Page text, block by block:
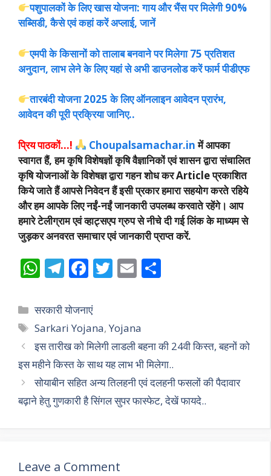
पशुपालकों के लिए खास योजना: गाय और भैंस पर मिलेगी 90%
सब्सिडी, कैसे एवं कहां करें अप्लाई, जानें
एमपी के किसानों को तालाब बनवाने पर मिलेगा 75 प्रतिशत
अनुदान, लाभ लेने के लिए यहां से अभी डाउनलोड करें फार्म पीडीएफ
तारबंदी योजना 2025 के लिए ऑनलाइन आवेदन प्रारंभ,
आवेदन की पूरी प्रक्रिया जानिए..
प्रिय पाठकों…! Choupalsamachar.inमें आपका
स्वागत हैं, हम कृषि विशेषज्ञों कृषि वैज्ञानिकों एवं शासन द्वारा संचालित
कृषि योजनाओं के विशेषज्ञ द्वारा गहन शोध कर Article प्रकाशित
किये जाते हैं आपसे निवेदन हैं इसी प्रकार हमारा सहयोग करते रहिये
और हम आपके लिए नईं-नईं जानकारी उपलब्ध करवाते रहेंगे। आप
हमारे टेलीग्राम एवं व्हाट्सएप ग्रुप से नीचे दी गई लिंक के माध्यम से
जुड़कर अनवरत समाचार एवं जानकारी प्राप्त करें.
W
at
s
A
p
p
T
e
gr
a
m
F
e
b
o
o
k
T
er
E
l
Categories
सरकारी योजनाएं
Tags
Sarkari Yojana,Yojana
इस तारीख को मिलेगी लाडली बहना की 24वी किस्त, बहनों को
इस महीने किस्त के साथ यह लाभ भी मिलेगा..
सोयाबीन सहित अन्य तिलहनी एवं दलहनी फसलों की पैदावार
बढ़ाने हेतु गुणकारी है सिंगल सुपर फास्फेट, देखें फायदे..
Leave a Comment